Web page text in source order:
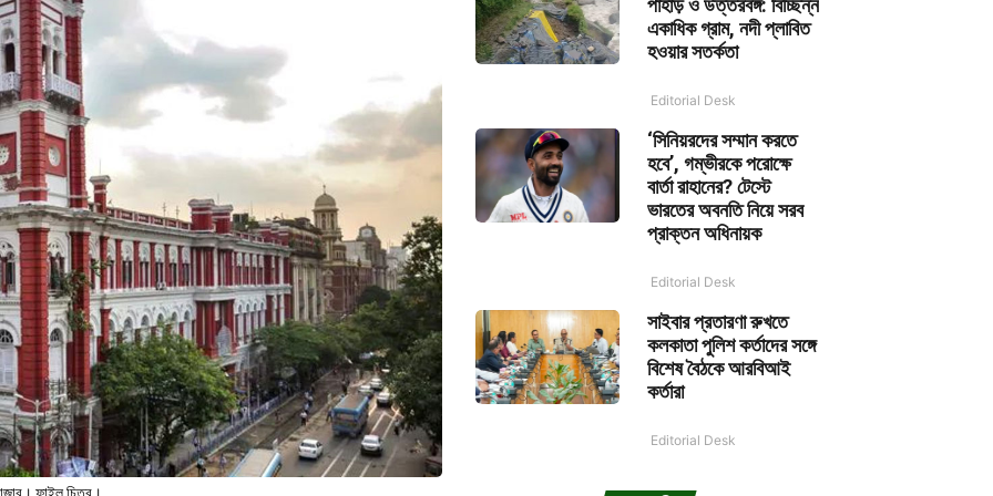
পাহাড় ও উত্তরবঙ্গ: বিচ্ছিন্ন
একাধিক গ্রাম, নদী প্লাবিত
হওয়ার সতর্কতা
Editorial Desk
‘সিনিয়রদের সম্মান করতে
হবে’, গম্ভীরকে পরোক্ষে
বার্তা রাহানের? টেস্টে
ভারতের অবনতি নিয়ে সরব
প্রাক্তন অধিনায়ক
Editorial Desk
সাইবার প্রতারণা রুখতে
কলকাতা পুলিশ কর্তাদের সঙ্গে
বিশেষ বৈঠকে আরবিআই
কর্তারা
Editorial Desk